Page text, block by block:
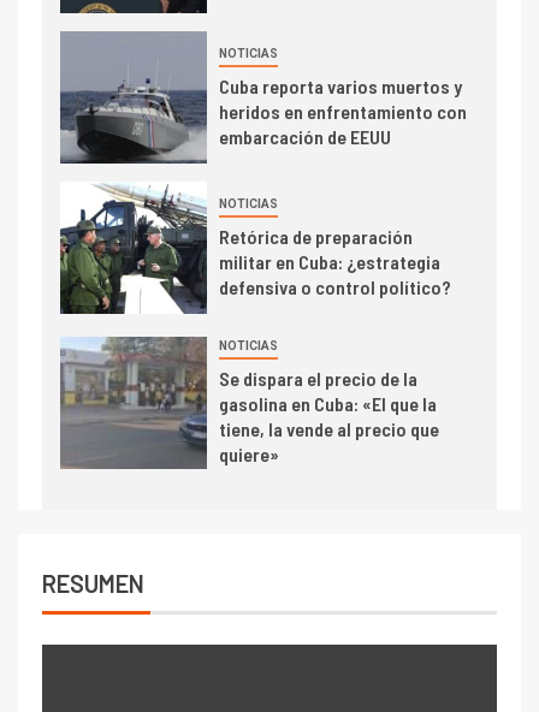
NOTICIAS
Cuba reporta varios muertos y
heridos en enfrentamiento con
embarcación de EEUU
NOTICIAS
Retórica de preparación
militar en Cuba: ¿estrategia
defensiva o control político?
NOTICIAS
Se dispara el precio de la
gasolina en Cuba: «El que la
tiene, la vende al precio que
quiere»
RESUMEN